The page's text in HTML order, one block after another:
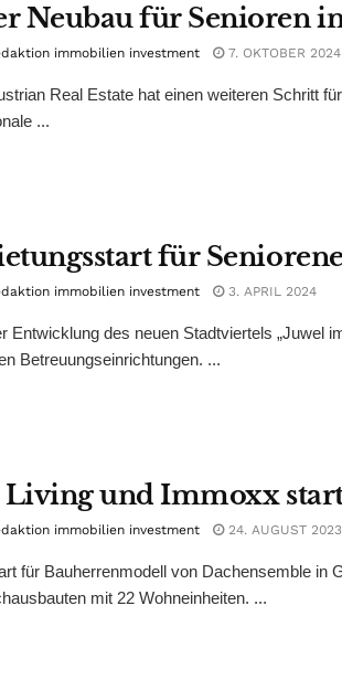
Neubau für Senioren
immobilien investment 7. OKTOBER 2024
Real Estate hat einen weiteren Schritt
...
für
immobilien investment 3. APRIL 2024
Entwicklung des neuen Stadtviertels „Juwel
Betreuungseinrichtungen. ...
Living und Immoxx
immobilien investment 24. AUGUST 2023
für Bauherrenmodell von Dachensemble in
mit 22 Wohneinheiten. ...